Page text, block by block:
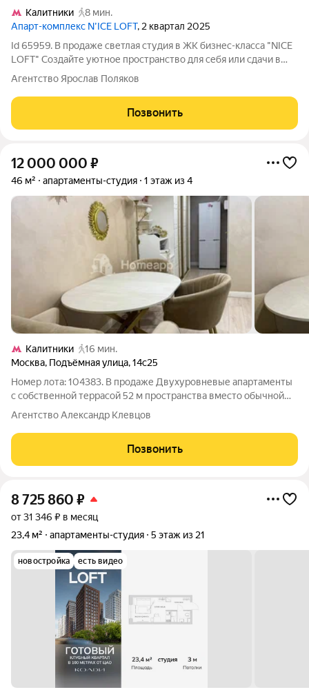
Калитники
8 мин.
Апарт-комплекс N’ICE LOFT, 2 квартал 2025
Id 65959. В продаже светлая студия в ЖК бизнес-класса "NICE
LOFT" Создайте уютное пространство для себя или сдачи в
аренду, как инвестиция с хорошей окупаемостью. ЖК "NICE
инфраструктурой,
Агентство Ярослав Поляков
Позвонить
12 000 000 ₽
46 м² апартаменты-студия 1 этаж из 4
Калитники
16 мин.
Москва, Подъёмная улица,14с25
Номер лота: 104383. В продаже Двухуровневые апартаменты
с собственной террасой 52 м пространства вместо обычной
студии. Устали выбирать между маленькой студией и дорогой
двухкомнатной квартирой? Представьте: полноценная спальня
на втором уровне,
Агентство Александр Клевцов
Позвонить
8 725 860 ₽
от 31 346 ₽ в месяц
23,4 м²
апартаменты-студия 5 этаж из 21
новостройка есть видео